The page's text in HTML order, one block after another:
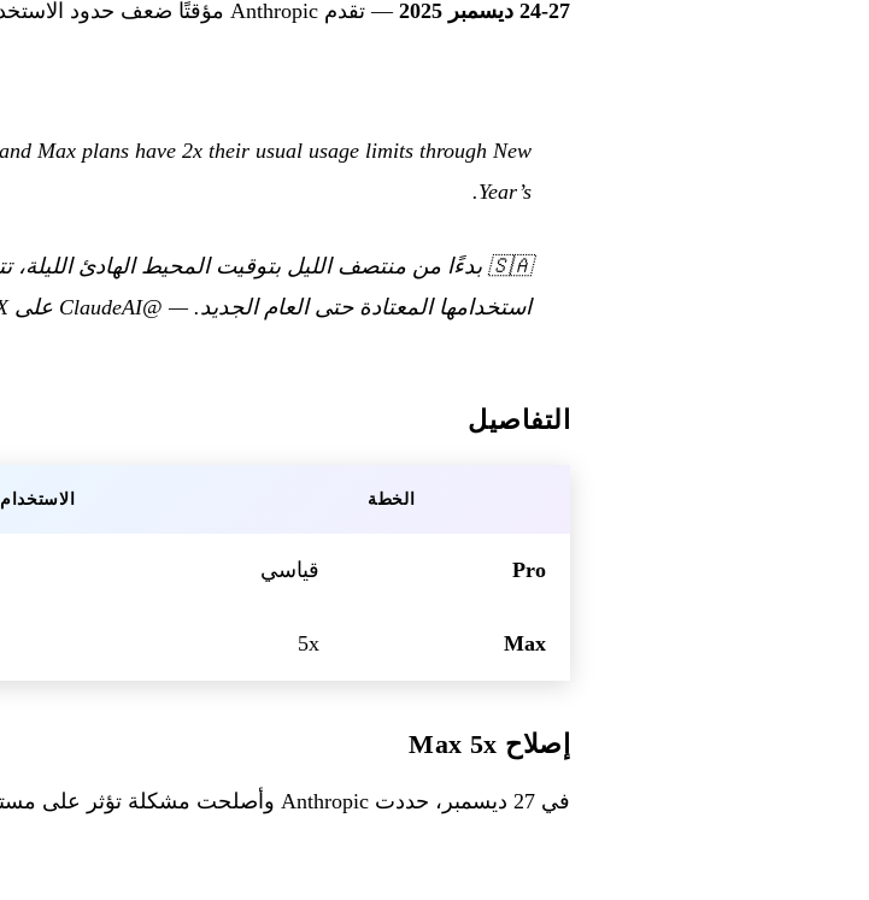
24-27 ديسمبر 2025 — تقدم Anthropic مؤقتًا ضعف حدود الاستخدام لمشتركي Pro و Max.
Max plans have 2x their usual usage limits through New
Year’s.
🇸🇦
استخدامها المعتادة حتى العام الجديد. — @ClaudeAI على X
التفاصيل
الخطة
Pro قياسي
Max
5x
إصلاح Max 5x
في 27 ديسمبر، حددت Anthropic وأصلحت مشكلة تؤثر على مستخدمي Max 5x، مع إعادة تعيين العدادات المتأثرة.